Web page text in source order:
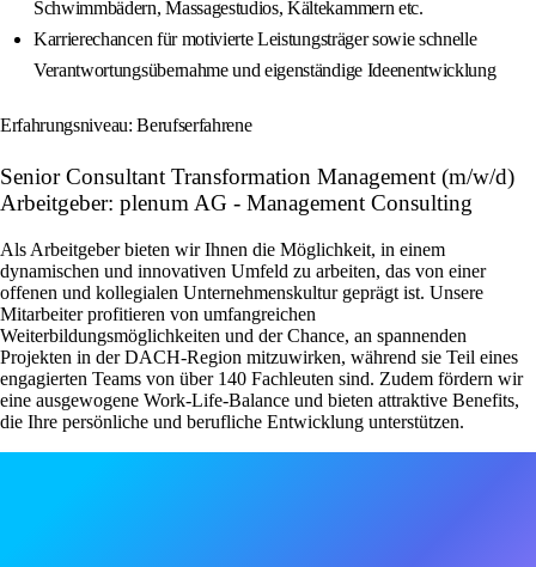
Schwimmbädern, Massagestudios, Kältekammern etc.
Karrierechancen für motivierte Leistungsträger sowie schnelle
Verantwortungsübernahme und eigenständige Ideenentwicklung
Erfahrungsniveau: Berufserfahrene
Senior Consultant Transformation Management (m/w/d)
Arbeitgeber: plenum AG - Management Consulting
Als Arbeitgeber bieten wir Ihnen die Möglichkeit, in einem
dynamischen und innovativen Umfeld zu arbeiten, das von einer
offenen und kollegialen Unternehmenskultur geprägt ist. Unsere
Mitarbeiter profitieren von umfangreichen
Weiterbildungsmöglichkeiten und der Chance, an spannenden
Projekten in der DACH-Region mitzuwirken, während sie Teil eines
engagierten Teams von über 140 Fachleuten sind. Zudem fördern wir
eine ausgewogene Work-Life-Balance und bieten attraktive Benefits,
die Ihre persönliche und berufliche Entwicklung unterstützen.